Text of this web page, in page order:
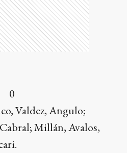
0
Valdez, Angulo;
Millán, Avalos,